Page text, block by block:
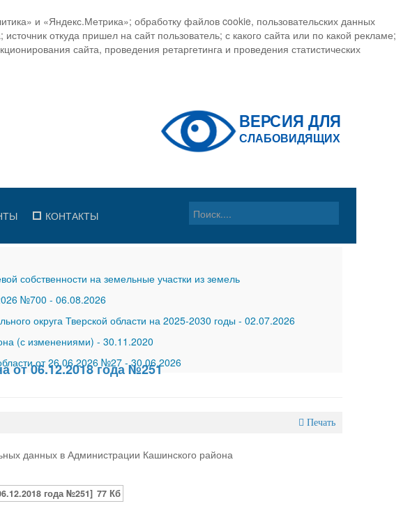
и «Яндекс.Метрика»; обработку файлов cookie, пользовательских данных
откуда пришел на сайт пользователь; с какого сайта или по какой рекламе;
сайта, проведения ретаргетинга и проведения статистических
КОНТАКТЫ
собственности на земельные участки из земель
№700 - 06.08.2026
округа Тверской области на 2025-2030 годы - 02.07.2026
(с изменениями) - 30.11.2020
от 26.06.2026 №27 -30.06.2026
от 06.12.2018 года №251
Печать
данных в Администрации Кашинского района
года №251] 77 Кб